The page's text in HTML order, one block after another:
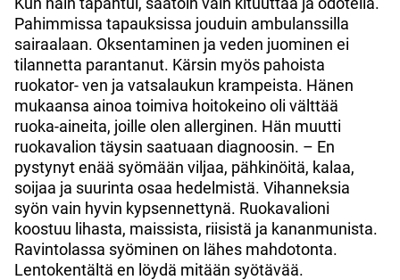
Pahimmissa tapauksissa jouduin ambulanssilla
sairaalaan. Oksentaminen ja veden juominen ei
tilannetta parantanut. Kärsin myös pahoista
ruokator- ven ja vatsalaukun krampeista. Hänen
mukaansa ainoa toimiva hoitokeino oli välttää
ruoka-aineita, joille olen allerginen. Hän muutti
ruokavalion täysin saatuaan diagnoosin. – En
pystynyt enää syömään viljaa, pähkinöitä, kalaa,
soijaa ja suurinta osaa hedelmistä. Vihanneksia
syön vain hyvin kypsennettynä. Ruokavalioni
koostuu lihasta, maissista, riisistä ja kananmunista.
Ravintolassa syöminen on lähes mahdotonta.
Lentokentältä en löydä mitään syötävää.